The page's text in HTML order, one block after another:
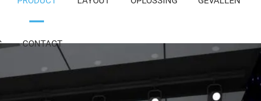
CONTACT